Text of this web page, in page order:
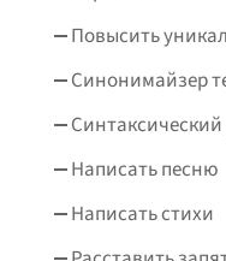
Повысить
Синонимайзер
Написать песню
Написать стихи